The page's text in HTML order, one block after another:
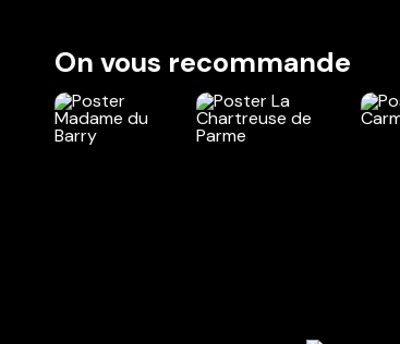
On vous recommande